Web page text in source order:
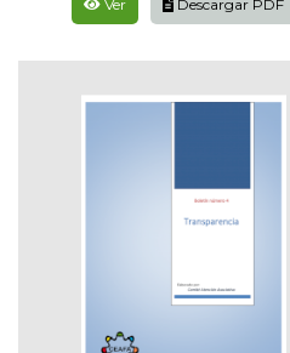
Ver Descargar PDF